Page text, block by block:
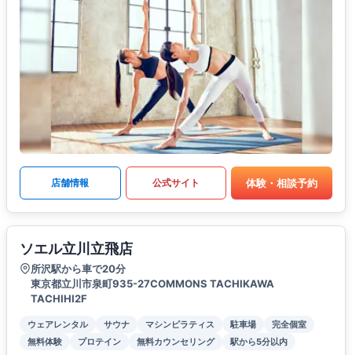
店舗情報 公式サイト 体験・相談予約
ソエル立川立飛店
所沢駅から車で20分
東京都立川市泉町935-27COMMONS TACHIKAWA
TACHIHI2F
ウェアレンタル サウナ マシンピラティス 駐車場
完全個室
無料体験
プロテイン 無料カウンセリング 駅から5分以内